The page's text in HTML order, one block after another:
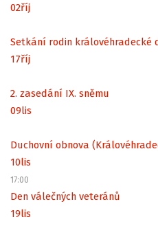
02říj
Setkání rodin královéhradecké
17říj
2. zasedání IX. sněmu
09lis
Duchovní obnova
10lis
17:00
Den válečných veteránů
19lis